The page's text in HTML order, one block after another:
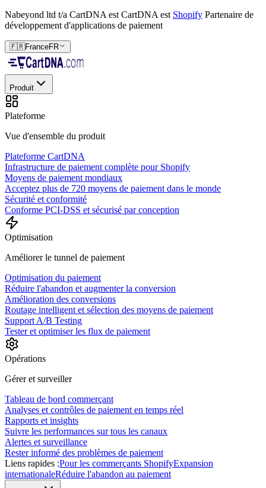
Nabeyond ltd t/a CartDNA est CartDNA est Shopify Partenaire de
développement d'applications de paiement
🇫🇷FranceFR
Produit
Plateforme
Vue d'ensemble du produit
Plateforme CartDNA
Infrastructure de paiement complète pour Shopify
Moyens de paiement mondiaux
Acceptez plus de 720 moyens de paiement dans le monde
Sécurité et conformité
Conforme PCI-DSS et sécurisé par conception
Optimisation
Améliorer le tunnel de paiement
Optimisation du paiement
Réduire l'abandon et augmenter la conversion
Amélioration des conversions
Routage intelligent et sélection des moyens de paiement
Support A/B Testing
Tester et optimiser les flux de paiement
Opérations
Gérer et surveiller
Tableau de bord commerçant
Analyses et contrôles de paiement en temps réel
Rapports et insights
Suivre les performances sur tous les canaux
Alertes et surveillance
Rester informé des problèmes de paiement
Liens rapides :Pour les commerçants ShopifyExpansion
internationaleRéduire l'abandon au paiement